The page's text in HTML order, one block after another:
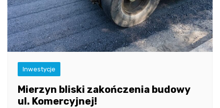
Inwestycje
Mierzyn bliski zakończenia budowy
ul. Komercyjnej!